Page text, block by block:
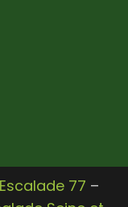
Escalade 77 –